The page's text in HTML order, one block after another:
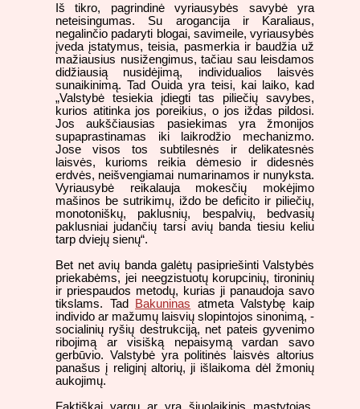
Iš tikro, pagrindinė vyriausybės savybė yra
neteisingumas. Su arogancija ir Karaliaus,
negalinčio padaryti blogai, savimeile, vyriausybės
įveda įstatymus, teisia, pasmerkia ir baudžia už
mažiausius nusižengimus, tačiau sau leisdamos
didžiausią nusidėjimą, individualios laisvės
sunaikinimą. Tad Ouida yra teisi, kai laiko, kad
„Valstybė tesiekia įdiegti tas piliečių savybes,
kurios atitinka jos poreikius, o jos iždas pildosi.
Jos aukščiausias pasiekimas yra žmonijos
supaprastinamas iki laikrodžio mechanizmo.
Jose visos tos subtilesnės ir delikatesnės
laisvės, kurioms reikia dėmesio ir didesnės
erdvės, neišvengiamai numarinamos ir nunyksta.
Vyriausybė reikalauja mokesčių mokėjimo
mašinos be sutrikimų, iždo be deficito ir piliečių,
monotoniškų, paklusnių, bespalvių, bedvasių
paklusniai judančių tarsi avių banda tiesiu keliu
tarp dviejų sienų“.
Bet net avių banda galėtų pasipriešinti Valstybės
priekabėms, jei neegzistuotų korupcinių, tironinių
ir priespaudos metodų, kurias ji panaudoja savo
tikslams. Tad
Bakuninas atmeta Valstybę kaip
individo ar mažumų laisvių slopintojos sinonimą, -
socialinių ryšių destrukciją, net pateis gyvenimo
ribojimą ar visišką nepaisymą vardan savo
gerbūvio. Valstybė yra politinės laisvės altorius
panašus į religinį altorių, ji išlaikoma dėl žmonių
aukojimų.